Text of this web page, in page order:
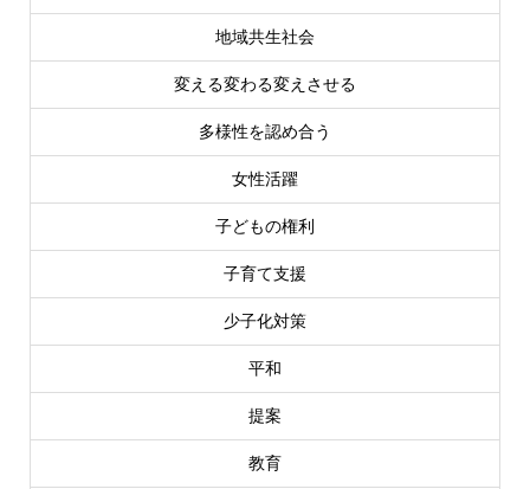
地域共生社会
変える変わる変えさせる
多様性を認め合う
女性活躍
子どもの権利
子育て支援
少子化対策
平和
提案
教育